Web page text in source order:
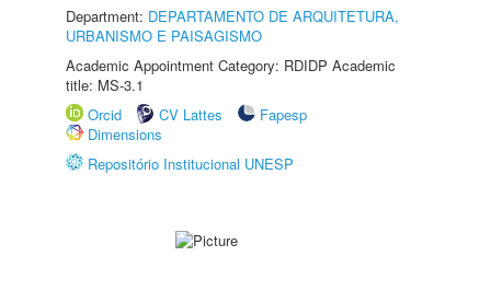
Department: DEPARTAMENTO DE ARQUITETURA,
URBANISMO E PAISAGISMO
Academic Appointment Category: RDIDP Academic
title: MS-3.1
Orcid
CV Lattes
Fapesp
Dimensions
Repositório Institucional UNESP